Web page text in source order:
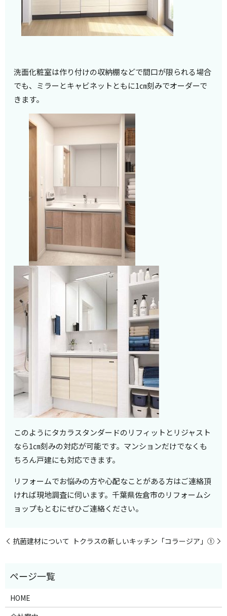
洗面化粧室は作り付けの収納棚などで間口が限られる場合
でも、ミラーとキャビネットともに1㎝刻みでオーダーで
きます。
このようにタカラスタンダードのリフィットとリジャスト
なら1㎝刻みの対応が可能です。マンションだけでなくも
ちろん戸建にも対応できます。
リフォームでお悩みの方や心配なことがある方はご連絡頂
ければ現地調査に伺います。千葉県佐倉市のリフォームシ
ョップもとむにぜひご連絡ください。
抗菌建材について トクラスの新しいキッチン「コラージア」➀
HOME